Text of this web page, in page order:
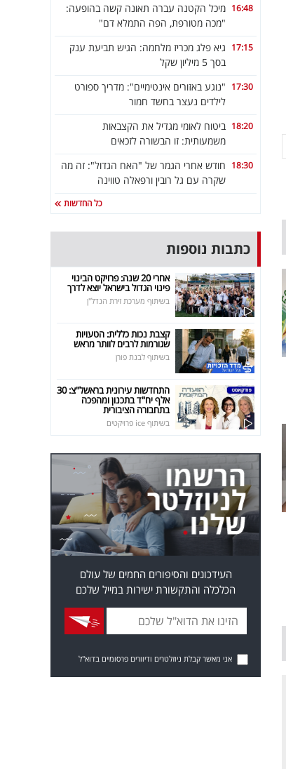
16:48 מיכל הקטנה עברה תאונה קשה בהופעה:
"מכה מטורפת, הפה התמלא דם"
17:15 גיא פלג מכריז מלחמה: הגיש תביעת ענק
בסך 5 מיליון שקל
17:30 "נוגע באזורים אינטימיים": מדריך ספורט
לילדים נעצר בחשד חמור
18:20 ביטוח לאומי מגדיל את הקצבאות
משמעותית: זו הבשורה לזכאים
18:30 חודש אחרי הגמר של "האח הגדול": זה מה
שקרה עם גל רובין ורפאלה טווינה
כל החדשות
כתבות נוספות
אחרי 20 שנה: פרויקט הבינוי
פינוי הגדול בישראל יוצא לדרך
בשיתוף מערכת זירת הנדל"ן
קצבת נכות כללית: הטעויות
שגורמות לרבים לוותר מראש
בשיתוף לבנת פורן
התחדשות עירונית בראשל"צ: 30
אלף יח"ד בתכנון ומהפכה
בתחבורה הציבורית
בשיתוף ice פרויקטים
העידכונים והסיפורים החמים של עולם
הכלכלה והתקשורת ישירות במייל שלכם
אני מאשר קבלת ניוזלטרים ודיוורים פרסומיים בדוא"ל